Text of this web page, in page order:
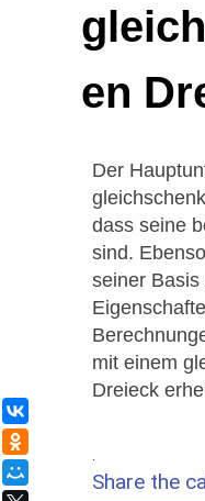
en
Der
dass seine
sind.
seiner
mit einem
Dreieck
Share the
Мой Мир